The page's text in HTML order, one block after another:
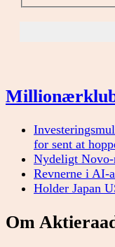
for sent at
Nydeligt Novo-
Revnerne i AI-
Holder Japan
Om